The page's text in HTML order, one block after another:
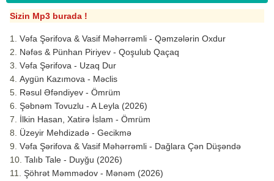
Sizin Mp3 burada !
Vəfa Şərifova & Vasif Məhərrəmli - Qəmzələrin Oxdur
Nəfəs & Pünhan Piriyev - Qoşulub Qaçaq
Vəfa Şərifova - Uzaq Dur
Aygün Kazımova - Məclis
Rəsul Əfəndiyev - Ömrüm
Şəbnəm Tovuzlu - A Leyla (2026)
İlkin Hasan, Xatirə İslam - Ömrüm
Üzeyir Mehdizadə - Gecikmə
Vəfa Şərifova & Vasif Məhərrəmli - Dağlara Çən Düşəndə
Talıb Tale - Duyğu (2026)
Şöhrət Məmmədov - Mənəm (2026)